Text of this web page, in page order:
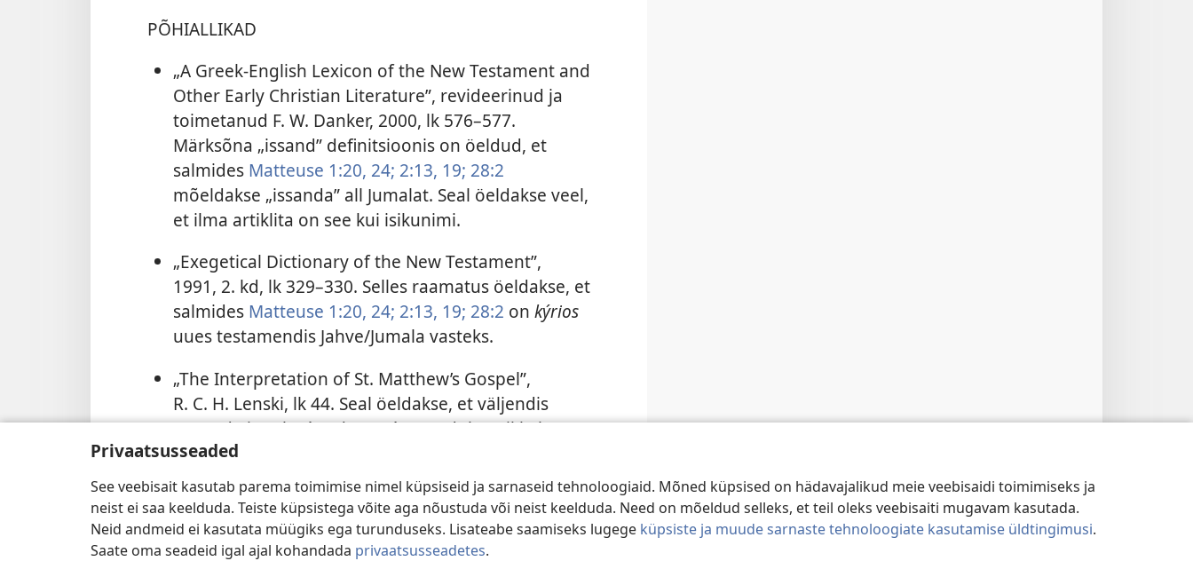
Privaatsusseaded
See veebisait kasutab parema toimimise nimel küpsiseid ja sarnaseid tehnoloogiaid. Mõned küpsised on hädavajalikud meie veebisaidi toimimiseks ja
neist ei saa keelduda. Teiste küpsistega võite aga nõustuda või neist keelduda. Need on mõeldud selleks, et teil oleks veebisaiti mugavam kasutada.
Neid andmeid ei kasutata müügiks ega turunduseks. Lisateabe saamiseks lugege küpsiste ja muude sarnaste tehnoloogiate kasutamise üldtingimusi.
Saate oma seadeid igal ajal kohandada privaatsusseadetes.
PÕHIALLIKAD
„A Greek-English Lexicon of the New Testament and
Other Early Christian Literature”, revideerinud ja
toimetanud F. W. Danker, 2000, lk 576–577.
Märksõna „issand” definitsioonis on öeldud, et
salmides Matteuse 1:20, 24; 2:13, 19; 28:2
mõeldakse „issanda” all Jumalat. Seal öeldakse veel,
et ilma artiklita on see kui isikunimi.
„Exegetical Dictionary of the New Testament”,
1991, 2. kd, lk 329–330. Selles raamatus öeldakse, et
salmides Matteuse 1:20, 24; 2:13, 19; 28:2 on kýrios
uues testamendis Jahve/Jumala vasteks.
„The Interpretation of St. Matthew’s Gospel”,
R. C. H. Lenski, lk 44. Seal öeldakse, et väljendis
„Issanda ingel” (ángelos Kyríu) puudub artikkel,
mistõttu mõeldakse „Jahve inglit”. Samuti tuuakse
seal välja, et see ingel võib olla Maarjale ilmunud
ingel Gabriel, „Jehoova vägev”, „Jehoova sangar”.
„The ’Holy Scriptures’”, J. N. Darby, 1949. Selle salmi